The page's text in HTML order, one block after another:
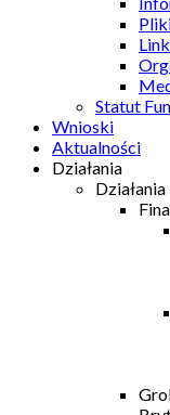
Statut
Wnioski
Aktualności
Działania
Działania